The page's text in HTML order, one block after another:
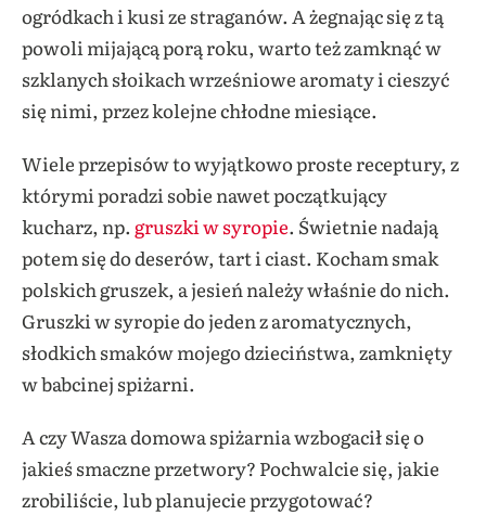
ogródkach i kusi ze straganów. A żegnając się z tą
powoli mijającą porą roku, warto też zamknąć w
szklanych słoikach wrześniowe aromaty i cieszyć
się nimi, przez kolejne chłodne miesiące.
Wiele przepisów to wyjątkowo proste receptury, z
którymi poradzi sobie nawet początkujący
kucharz, np. gruszki w syropie. Świetnie nadają
potem się do deserów, tart i ciast. Kocham smak
polskich gruszek, a jesień należy właśnie do nich.
Gruszki w syropie do jeden z aromatycznych,
słodkich smaków mojego dzieciństwa, zamknięty
w babcinej spiżarni.
A czy Wasza domowa spiżarnia wzbogacił się o
jakieś smaczne przetwory? Pochwalcie się, jakie
zrobiliście, lub planujecie przygotować?